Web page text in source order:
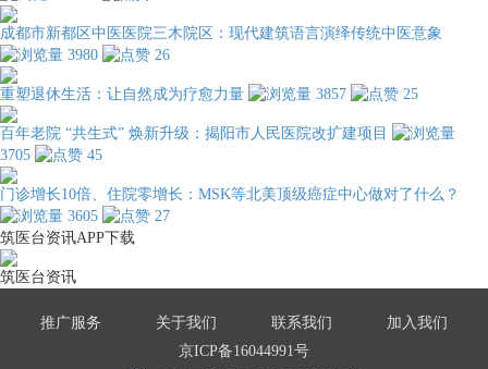
成都市新都区中医医院三木院区：现代建筑语言演绎传统中医意象
3980
26
重塑退休生活：让自然成为疗愈力量 3857 25
百年老院 “共生式” 焕新升级：揭阳市人民医院改扩建项目
3705
45
门诊增长10倍、住院零增长：MSK等北美顶级癌症中心做对了什么？
3605
27
筑医台资讯APP下载
筑医台资讯
推广服务 关于我们 联系我们
加入我们
京ICP备16044991号